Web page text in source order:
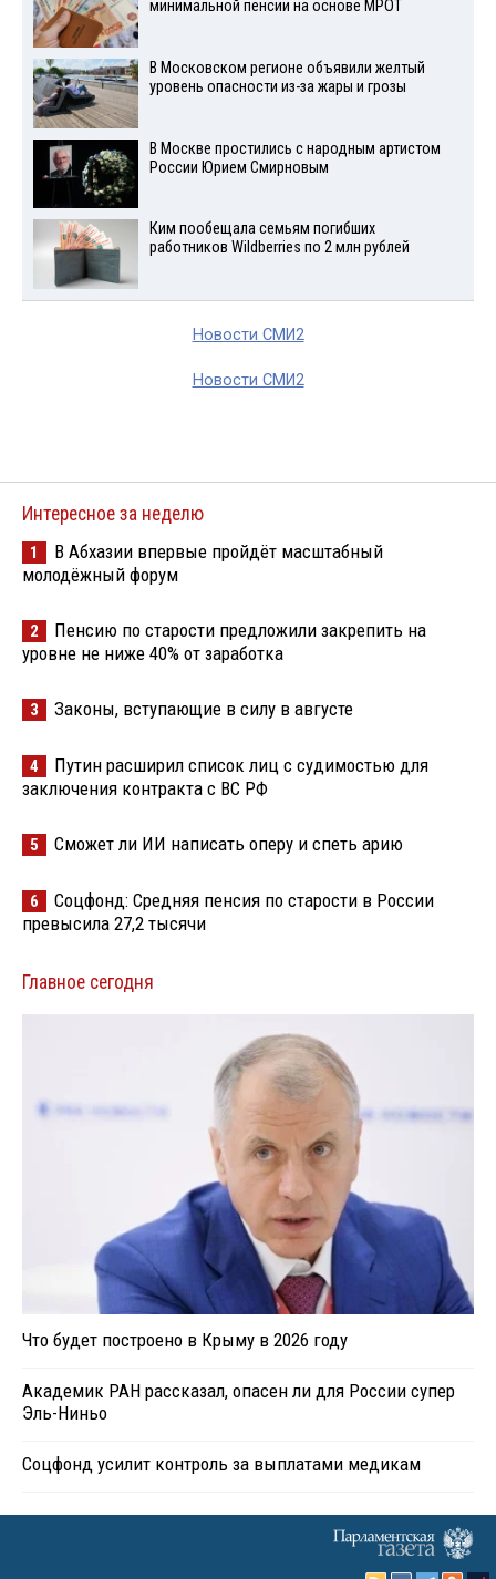
минимальной пенсии на основе МРОТ
В Московском регионе объявили желтый
уровень опасности из-за жары и грозы
В Москве простились с народным артистом
России Юрием Смирновым
Ким пообещала семьям погибших
работников Wildberries по 2 млн рублей
Новости СМИ2
Новости СМИ2
Интересное за неделю
1
В Абхазии впервые пройдёт масштабный
молодёжный форум
2
Пенсию по старости предложили закрепить на
уровне не ниже 40% от заработка
3 Законы, вступающие в силу в августе
4
Путин расширил список лиц с судимостью для
заключения контракта с ВС РФ
5 Сможет ли ИИ написать оперу и спеть арию
6
Соцфонд: Средняя пенсия по старости в России
превысила 27,2 тысячи
Главное сегодня
Что будет построено в Крыму в 2026 году
Академик РАН рассказал, опасен ли для России супер
Эль-Ниньо
Соцфонд усилит контроль за выплатами медикам